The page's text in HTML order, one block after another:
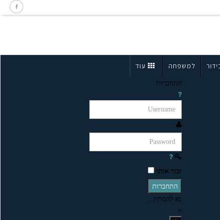
למשפחה עוד
התחברות
זכור אותי
התחברות
נא להמתין...
×